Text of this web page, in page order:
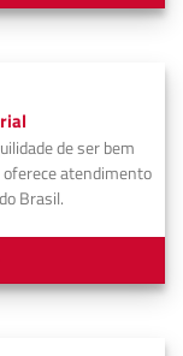
de ser bem
oferece atendimento
Brasil.